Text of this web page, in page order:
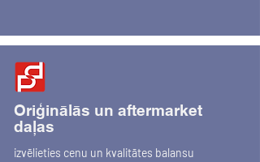
Oriģinālās un aftermarket
daļas
izvēlieties cenu un kvalitātes balansu